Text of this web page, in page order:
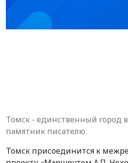
Томск - единственный город
памятник писателю.
Томск присоединится к